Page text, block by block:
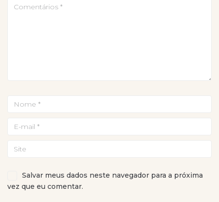
Salvar meus dados neste navegador para a próxima
vez que eu comentar.